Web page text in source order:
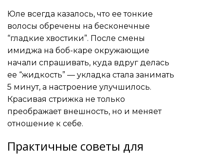
Юле всегда казалось, что ее тонкие
волосы обречены на бесконечные
“гладкие хвостики”. После смены
имиджа на боб-каре окружающие
начали спрашивать, куда вдруг делась
ее “жидкость” — укладка стала занимать
5 минут, а настроение улучшилось.
Красивая стрижка не только
преображает внешность, но и меняет
отношение к себе.
Практичные советы для